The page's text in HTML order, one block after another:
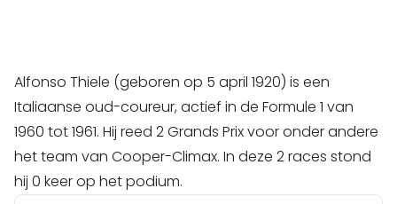
Alfonso Thiele (geboren op 5 april 1920) is een
Italiaanse oud-coureur, actief in de Formule 1 van
1960 tot 1961. Hij reed 2 Grands Prix voor onder andere
het team van Cooper-Climax. In deze 2 races stond
hij 0 keer op het podium.